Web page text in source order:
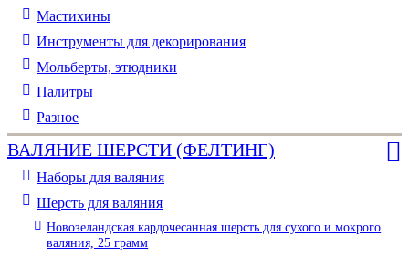
Мастихины
Инструменты для декорирования
Мольберты, этюдники
Палитры
Разное
ВАЛЯНИЕ ШЕРСТИ (ФЕЛТИНГ)
Наборы для валяния
Шерсть для валяния
Новозеландская кардочесанная шерсть для сухого и мокрого
валяния, 25 грамм